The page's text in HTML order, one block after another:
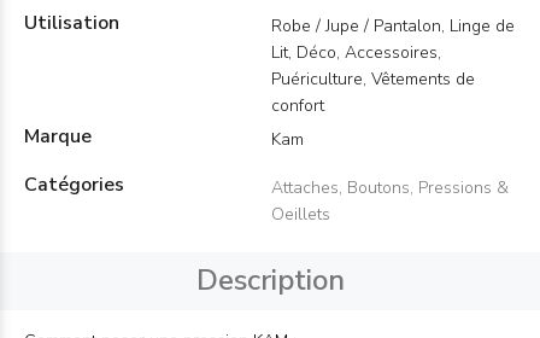
Utilisation
Robe / Jupe / Pantalon, Linge de
Lit, Déco, Accessoires,
Puériculture, Vêtements de
confort
Marque Kam
Catégories
Attaches, Boutons, Pressions &
Oeillets
Description